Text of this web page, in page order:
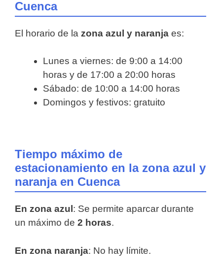
Cuenca
El horario de la zona azul y naranja es:
Lunes a viernes: de 9:00 a 14:00
horas y de 17:00 a 20:00 horas
Sábado: de 10:00 a 14:00 horas
Domingos y festivos: gratuito
Tiempo máximo de
estacionamiento en la zona azul y
naranja en Cuenca
En zona azul : Se permite aparcar durante
un máximo de 2 horas.
En zona naranja: No hay límite.